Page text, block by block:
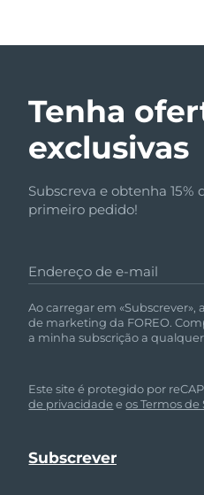
Tenha
exclusivas
Subscreva e obtenha 15%
primeiro pedido!
Endereço de e-mail
Ao carregar em
de marketing da FOREO.
a minha subscrição a
Este site é protegido por
de privacidade eos Termos de